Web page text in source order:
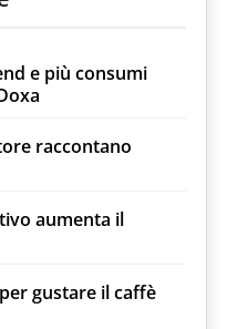
e più consumi
raccontano
aumenta il
gustare il caffè